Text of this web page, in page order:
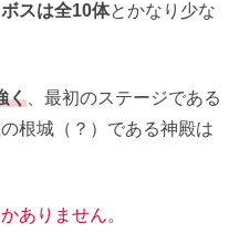
ボスは全10体とかなり少な
く 、最初のステージである
根城（？）である神殿は
ありません。